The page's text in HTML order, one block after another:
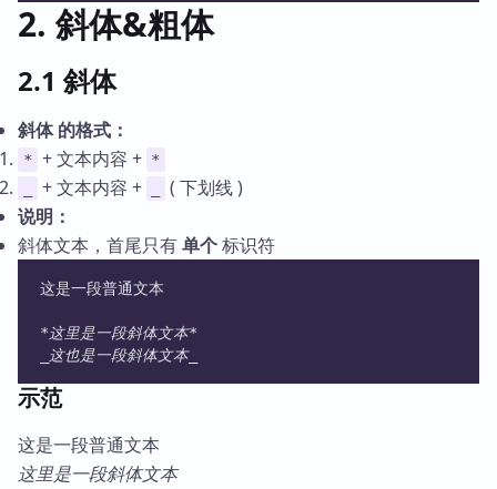
2. 斜体&粗体
2.1 斜体
斜体 的格式：
* + 文本内容 + *
+ 文本内容 +
( 下划线 )
说明：
斜体文本，首尾只有单个标识符
这是一段普通文本
*这里是一段斜体文本*
_这也是一段斜体文本_
示范
这是一段普通文本
这里是一段斜体文本